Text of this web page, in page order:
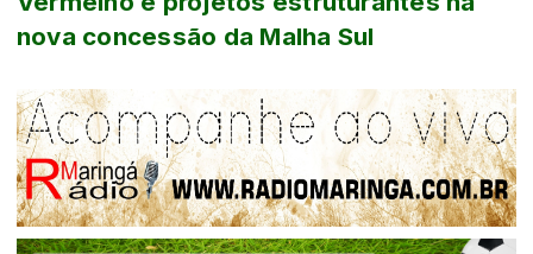
nova concessão da Malha Sul